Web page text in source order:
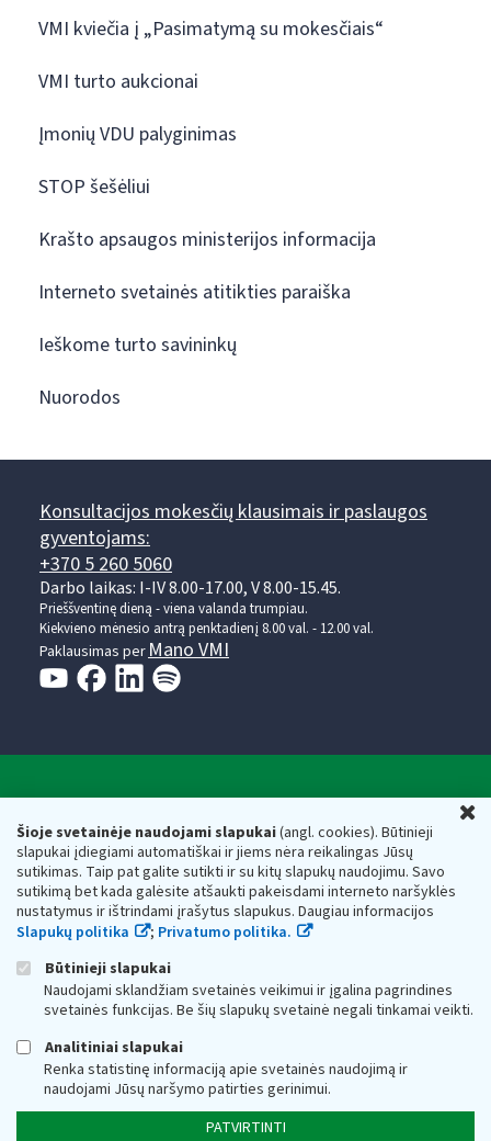
Šioje svetainėje naudojami slapukai(angl. cookies). Būtinieji
slapukai įdiegiami automatiškai ir jiems nėra reikalingas Jūsų
sutikimas. Taip pat galite sutikti ir su kitų slapukų naudojimu. Savo
sutikimą bet kada galėsite atšaukti pakeisdami interneto naršyklės
nustatymus ir ištrindami įrašytus slapukus. Daugiau informacijos
Slapukų politika
; Privatumo politika.
Būtinieji slapukai
Naudojami sklandžiam svetainės veikimui ir įgalina pagrindines
svetainės funkcijas. Be šių slapukų svetainė negali tinkamai veikti.
Analitiniai slapukai
Renka statistinę informaciją apie svetainės naudojimą ir
naudojami Jūsų naršymo patirties gerinimui.
PATVIRTINTI
VMI kviečia į „Pasimatymą su mokesčiais“
VMI turto aukcionai
Įmonių VDU palyginimas
STOP šešėliui
Krašto apsaugos ministerijos informacija
Interneto svetainės atitikties paraiška
Ieškome turto savininkų
Nuorodos
Konsultacijos mokesčių klausimais ir paslaugos
gyventojams:
+370 5 260 5060
Darbo laikas: I-IV 8.00-17.00, V 8.00-15.45.
Prieššventinę dieną - viena valanda trumpiau.
Kiekvieno mėnesio antrą penktadienį 8.00 val. - 12.00 val.
Paklausimas per Mano VMI
Respublikos finansų ministerijos
Biudžetinė įstaiga. Juridinio asmens kodas — 188659752,
adresas: Vasario 16-osios g. 14, 01107 Vilnius, Lietuva, el.paštas:
vmi@vmi.lt, E. pristatymo dėžutės adresas 188659752
Duomenys apie Valstybinę mokesčių inspekciją prie Lietuvos
Respublikos finansų ministerijos kaupiami ir saugomi Juridinių